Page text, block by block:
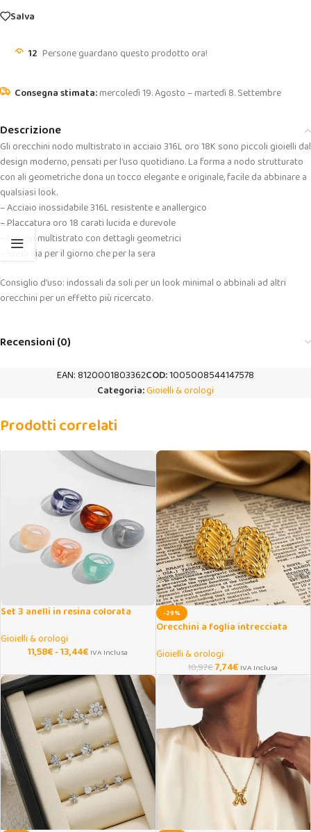
Salva
12 Persone guardano questo prodotto ora!
mercoledì 19. Agosto – martedì 8. Settembre
Descrizione
Gli orecchini nodo multistrato in acciaio 316L oro 18K sono piccoli gioielli dal
design moderno, pensati per l’uso quotidiano. La forma a nodo strutturato
con ali geometriche dona un tocco elegante e originale, facile da abbinare a
qualsiasi look.
– Acciaio inossidabile 316L resistente e anallergico
– Placcatura oro 18 carati lucida e durevole
– Design multistrato con dettagli geometrici
– Ideali sia per il giorno che per la sera
Consiglio d’uso: indossali da soli per un look minimal o abbinali ad altri
orecchini per un effetto più ricercato.
Recensioni (0)
EAN:8120001803362COD:1005008544147578
Categoria:Gioielli & orologi
Prodotti correlati
Set 3 anelli in resina colorata
Gioielli & orologi
11,58€-13,44€ IVA Inclusa
-29%
Orecchini a foglia intrecciata
Gioielli & orologi
10,97€7,74€ IVA Inclusa